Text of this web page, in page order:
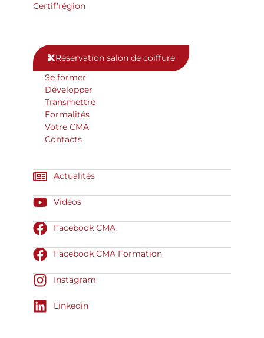
Certif’région
Réservation salon de coiffure
Se former
Développer
Transmettre
Formalités
Votre CMA
Contacts
Actualités
Vidéos
Facebook CMA
Facebook CMA Formation
Instagram
Linkedin